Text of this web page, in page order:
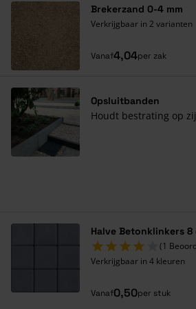
Brekerzand 0-4 mm
Verkrijgbaar in 2 varianten
Vanaf4,04per zak
Opsluitbanden
Houdt bestrating op
Halve Betonklinkers 8
(1
Verkrijgbaar in 4 kleuren
Vanaf0,50per stuk